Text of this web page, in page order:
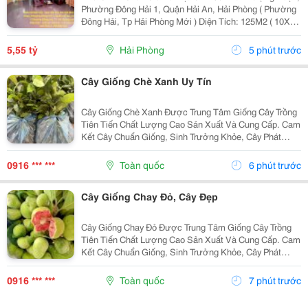
Phường Đông Hải 1, Quận Hải An, Hải Phòng ( Phường
Đông Hải, Tp Hải Phòng Mới ) Diện Tích: 125M2 ( 10X12
) Giá Bán: 5 Tỷ 550 Triệu ( Thương Lượng ) Liên Hệ
Sđt/Zalo: 0972097385 Chính Chủ **...
5,55 tỷ Hải Phòng 5 phút trước
Cây Giống Chè Xanh Uy Tín
Cây Giống Chè Xanh Được Trung Tâm Giống Cây Trồng
Tiên Tiến Chất Lượng Cao Sản Xuất Và Cung Cấp. Cam
Kết Cây Chuẩn Giống, Sinh Trưởng Khỏe, Cây Phát
Triển Tốt, Chất Lượng Cao. Sđt/ Zalo: 0916.430.455
Đặc Điểm Cây Giống Chè Xanh Chè Xanh Là Giống
0916 *** *** Toàn quốc 6 phút trước
Cây Giống Chay Đỏ, Cây Đẹp
Cây Giống Chay Đỏ Được Trung Tâm Giống Cây Trồng
Tiên Tiến Chất Lượng Cao Sản Xuất Và Cung Cấp. Cam
Kết Cây Chuẩn Giống, Sinh Trưởng Khỏe, Cây Phát
Triển Tốt, Chất Lượng Cao. Sđt/ Zalo: 0916.430.455
Đặc Điểm Cây Giống Chay Đỏ Chay Đỏ Là Giống Cây
0916 *** *** Toàn quốc 7 phút trước